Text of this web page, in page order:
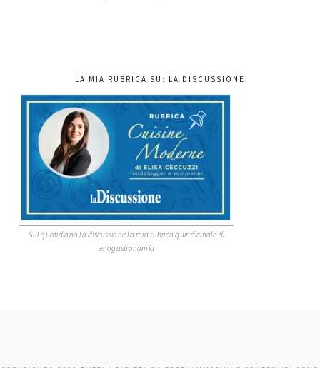
LA MIA RUBRICA SU: LA DISCUSSIONE
Sul quotidiano la discussione la mia rubrica quindicinale di
enogastronomia